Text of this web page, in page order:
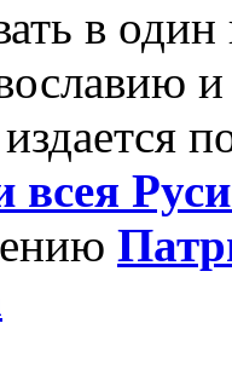
в
всея